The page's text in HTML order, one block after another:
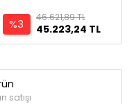
%3 45.223,24 TL
46.621,89 TL
satışı